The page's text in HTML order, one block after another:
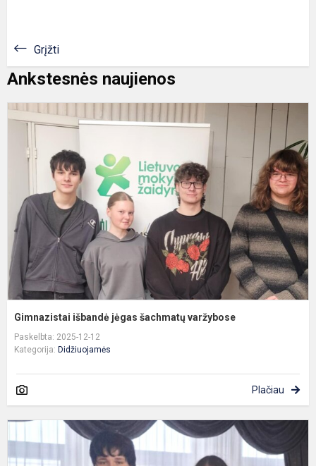
Grįžti
Ankstesnės naujienos
Gimnazistai išbandė jėgas šachmatų varžybose
Paskelbta: 2025-12-12
Kategorija: Didžiuojamės
Plačiau